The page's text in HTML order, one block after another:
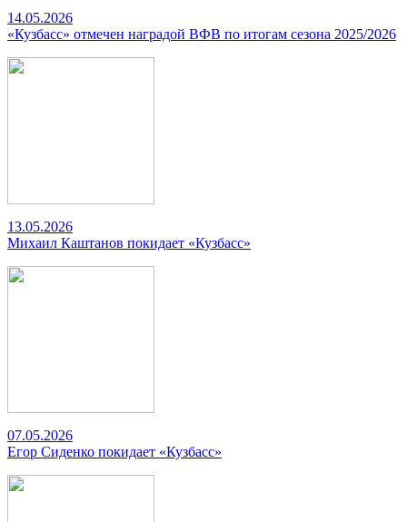
14.05.2026
«Кузбасс» отмечен наградой ВФВ по итогам сезона 2025/2026
13.05.2026
Михаил Каштанов покидает «Кузбасс»
07.05.2026
Егор Сиденко покидает «Кузбасс»